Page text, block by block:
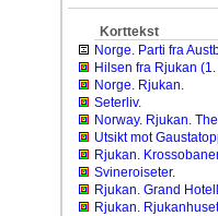
Korttekst
Norge. Parti fra
Hilsen fra Rjukan
Norge. Rjukan.
Seterliv.
Norway. Rjukan.
Utsikt mot
Rjukan.
Svineroiseter.
Rjukan. Grand
Rjukan.